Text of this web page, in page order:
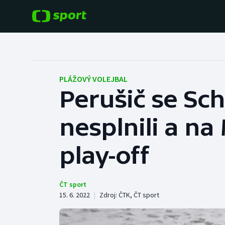
Fotbal
Hokej
Tenis
Atletika
Cyklistika
Baseball a softbal
Basketbal
PLÁŽOVÝ VOLEJBAL
Perušič se
nesplnili a na
play-off
ČT sport
15. 6. 2022 | Zdroj: ČTK, ČT sport